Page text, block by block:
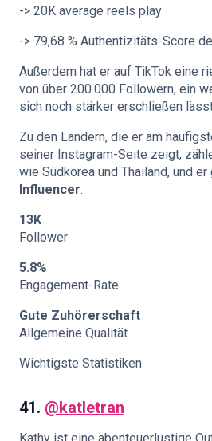
-> 20K average reels play
-> 79,68 % Authentizitäts-Score
Außerdem hat er auf TikTok eine
von über 200.000 Followern, ein
sich noch stärker erschließen
Zu den Ländern, die er am
seiner Instagram-Seite zeigt,
wie Südkorea und Thailand, und
Influencer.
13K
Follower
5.8%
Engagement-Rate
Gute Zuhörerschaft
Allgemeine Qualität
Wichtigste Statistiken
41. @katletran